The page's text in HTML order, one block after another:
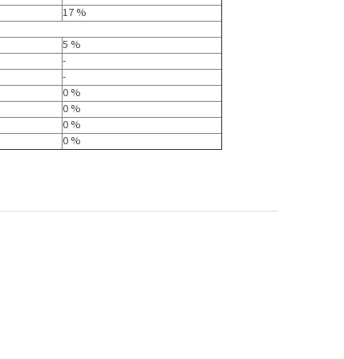
17 %
5 %
-
-
0 %
0 %
0 %
0 %